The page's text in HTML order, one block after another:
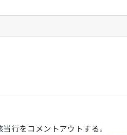
をコメントアウトする。